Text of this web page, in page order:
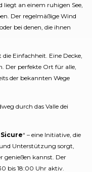
liegt an einem ruhigen See,
Der regelmäßige Wind
bei denen, die ihnen
Einfachheit. Eine Decke,
Der perfekte Ort für alle,
der bekannten Wege
durch das Valle dei
“ – eine Initiative, die
Unterstützung sorgt,
genießen kannst. Der
bis 18:00 Uhr aktiv.